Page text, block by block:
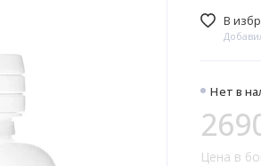
Нет в
Цена в
В